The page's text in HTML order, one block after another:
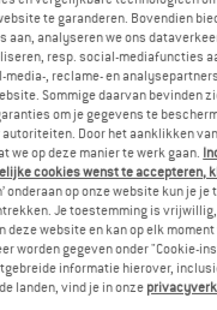
40,5 EU41 EU41,5
EU44 EU44,5
46,5 EU47 EU48
te garanderen. Bovendien
aan, analyseren we ons
resp. social-mediafuncties
, reclame- en
Sommige daarvan bevinden
om je gegevens te
Door het aanklikken van
we op deze manier te werk gaan.
cookies wenst te accepteren,
onderaan op onze website kun je
Je toestemming is
deze website en kan op elk
worden gegeven onder "Cookie-
informatie hierover,
landen, vind je in onze